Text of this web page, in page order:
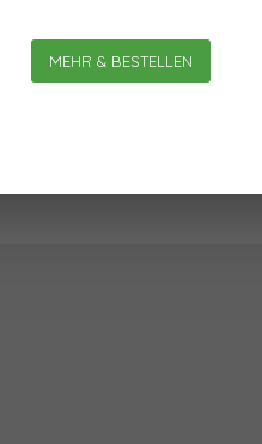
MEHR & BESTELLEN